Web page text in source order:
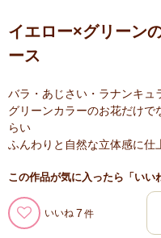
イエロー×グリーン
ース
バラ・あじさい・ラナンキュ
グリーンカラーのお花だけで
らい
ふんわりと自然な立体感に
この作品が気に入ったら「いい
いいね 7